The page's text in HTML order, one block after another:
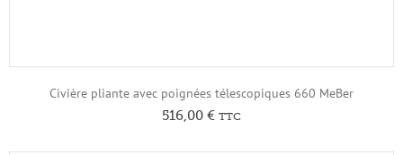
Civière pliante avec poignées télescopiques 660 MeBer
516,00 € TTC